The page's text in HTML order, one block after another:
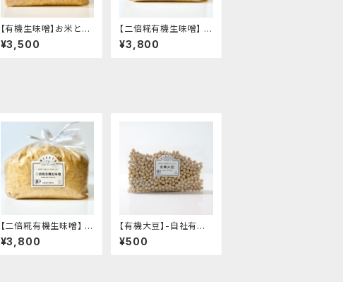
【有機生味噌】お米と大
豆の甘味と旨味- "袋入
り3kg"│オーガニック
¥3,500
【二倍糀有機生味噌】 -
糀たっぷり・減塩白味噌
タイプ・甘め- "袋入り3
¥3,800
【二倍糀有機生味噌】 -
糀たっぷり・減塩白味噌
タイプ・甘め- "袋入り3
¥3,800
【有機大豆】-自社有機
栽培のミヤギシロメ-
"350g"
¥500